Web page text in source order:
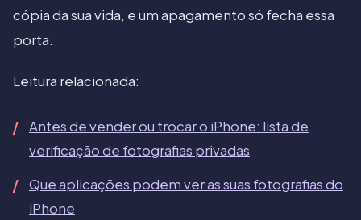
cópia da sua vida, e um apagamento só fecha essa
porta.
Leitura relacionada:
Antes de vender ou trocar o iPhone: lista de
verificação de fotografias privadas
Que aplicações podem ver as suas fotografias do
iPhone